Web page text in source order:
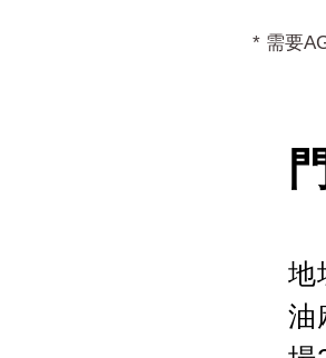
* 需要
地
油